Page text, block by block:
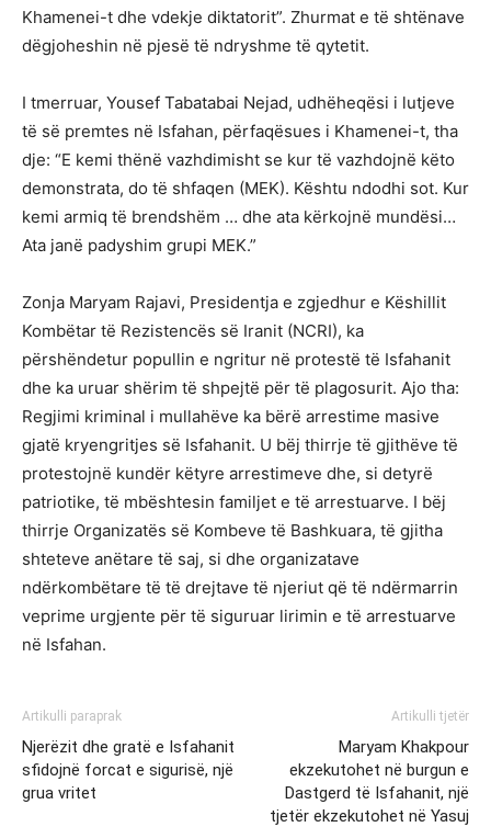
Khamenei-t dhe vdekje diktatorit”. Zhurmat e të shtënave
dëgjoheshin në pjesë të ndryshme të qytetit.
I tmerruar, Yousef Tabatabai Nejad, udhëheqësi i lutjeve
të së premtes në Isfahan, përfaqësues i Khamenei-t, tha
dje: “E kemi thënë vazhdimisht se kur të vazhdojnë këto
demonstrata, do të shfaqen (MEK). Kështu ndodhi sot. Kur
kemi armiq të brendshëm … dhe ata kërkojnë mundësi…
Ata janë padyshim grupi MEK.”
Zonja Maryam Rajavi, Presidentja e zgjedhur e Këshillit
Kombëtar të Rezistencës së Iranit (NCRI), ka
përshëndetur popullin e ngritur në protestë të Isfahanit
dhe ka uruar shërim të shpejtë për të plagosurit. Ajo tha:
Regjimi kriminal i mullahëve ka bërë arrestime masive
gjatë kryengritjes së Isfahanit. U bëj thirrje të gjithëve të
protestojnë kundër këtyre arrestimeve dhe, si detyrë
patriotike, të mbështesin familjet e të arrestuarve. I bëj
thirrje Organizatës së Kombeve të Bashkuara, të gjitha
shteteve anëtare të saj, si dhe organizatave
ndërkombëtare të të drejtave të njeriut që të ndërmarrin
veprime urgjente për të siguruar lirimin e të arrestuarve
në Isfahan.
Artikulli paraprak
Njerëzit dhe gratë e Isfahanit
sfidojnë forcat e sigurisë, një
grua vritet
Artikulli tjetër
Maryam Khakpour
ekzekutohet në burgun e
Dastgerd të Isfahanit, një
tjetër ekzekutohet në Yasuj